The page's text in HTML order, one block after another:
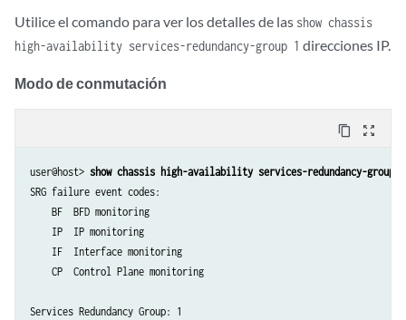
Utilice el comando para ver los detalles de las show chassis
high-availability services-redundancy-group 1 direcciones IP.
Modo de conmutación
content_copy zoom_out_map
user@host> show chassis high-availability services-redundancy-group 1
SRG failure event codes:
    BF  BFD monitoring
    IP  IP monitoring
    IF  Interface monitoring
    CP  Control Plane monitoring
Services Redundancy Group: 1